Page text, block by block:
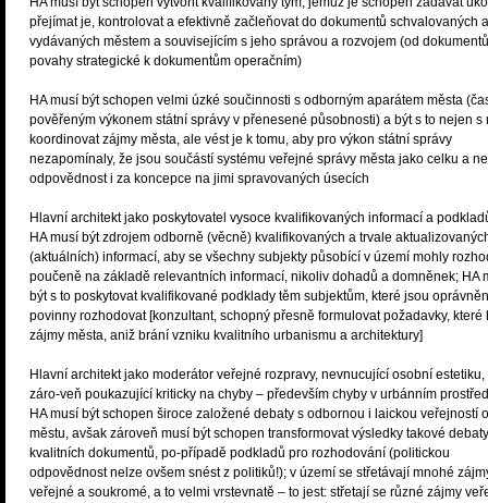
přejímat je, kontrolovat a efektivně začleňovat do dokumentů schvalovaných a
vydávaných městem a souvisejícím s jeho správou a rozvojem (od dokumentů
povahy strategické k dokumentům operačním)
HA musí být schopen velmi úzké součinnosti s odborným aparátem města
pověřeným výkonem státní správy v přenesené působnosti) a být s to nejen s
koordinovat zájmy města, ale vést je k tomu, aby pro výkon státní správy
nezapomínaly, že jsou součástí systému veřejné správy města jako celku a
odpovědnost i za koncepce na jimi spravovaných úsecích
Hlavní architekt jako poskytovatel vysoce kvalifikovaných informací a
HA musí být zdrojem odborně (věcně) kvalifikovaných a trvale
(aktuálních) informací, aby se všechny subjekty působící v území mohly
poučeně na základě relevantních informací, nikoliv dohadů a domněnek; HA
být s to poskytovat kvalifikované podklady těm subjektům, které jsou
povinny rozhodovat [konzultant, schopný přesně formulovat požadavky, které
zájmy města, aniž brání vzniku kvalitního urbanismu a architektury]
Hlavní architekt jako moderátor veřejné rozpravy, nevnucující osobní estetiku,
záro-veň poukazující kriticky na chyby – především chyby v urbánním
HA musí být schopen široce založené debaty s odbornou i laickou veřejností o
městu, avšak zároveň musí být schopen transformovat výsledky takové
kvalitních dokumentů, po-případě podkladů pro rozhodování (politickou
odpovědnost nelze ovšem snést z politiků!); v území se střetávají mnohé
veřejné a soukromé, a to velmi vrstevnatě – to jest: střetají se různé zájmy